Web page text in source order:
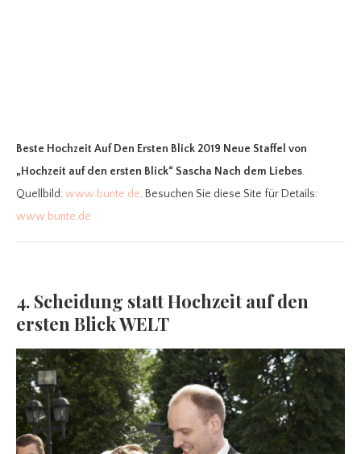
Beste Hochzeit Auf Den Ersten Blick 2019 Neue Staffel von
„Hochzeit auf den ersten Blick“ Sascha Nach dem Liebes.
Quellbild:www.bunte.de. Besuchen Sie diese Site für Details:
www.bunte.de
4. Scheidung statt Hochzeit auf den
ersten Blick WELT